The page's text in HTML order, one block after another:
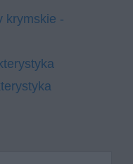
krymskie -